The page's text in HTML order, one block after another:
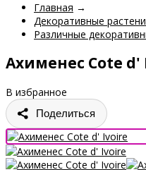
Главная →
Декоративные
Различные
Ахименес Cote d'
В избранное
Поделиться